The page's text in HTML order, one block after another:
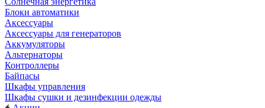
Блоки автоматики
Аксессуары
Аксессуары для генераторов
Аккумуляторы
Альтернаторы
Контроллеры
Байпасы
Шкафы управления
Шкафы сушки и дезинфекции одежды